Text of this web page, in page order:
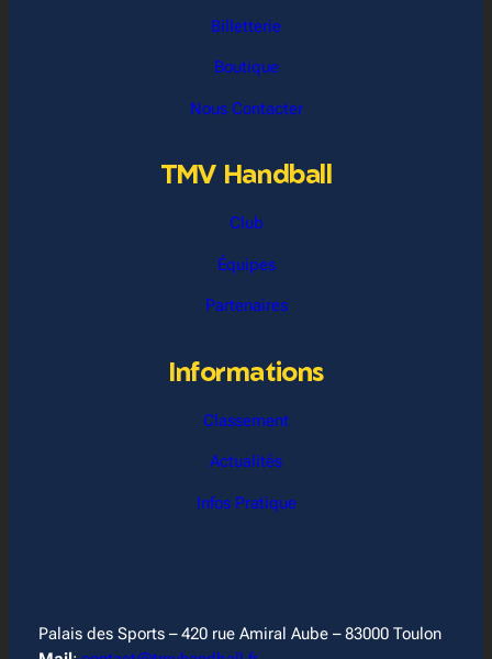
Billetterie
Boutique
Nous Contacter
TMV Handball
Club
Équipes
Partenaires
Informations
Classement
Actualités
Infos Pratique
Palais des Sports – 420 rue Amiral Aube – 83000 Toulon